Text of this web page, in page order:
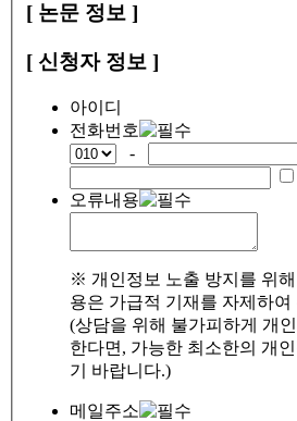
[ 논문 정보 ]
[ 신청자 정보 ]
아이디
전화번호
-
오류내용
※ 개인정보 노출 방지를 위
용은 가급적 기재를 자제하여
(상담을 위해 불가피하게 개
한다면, 가능한 최소한의 개
기 바랍니다.)
메일주소